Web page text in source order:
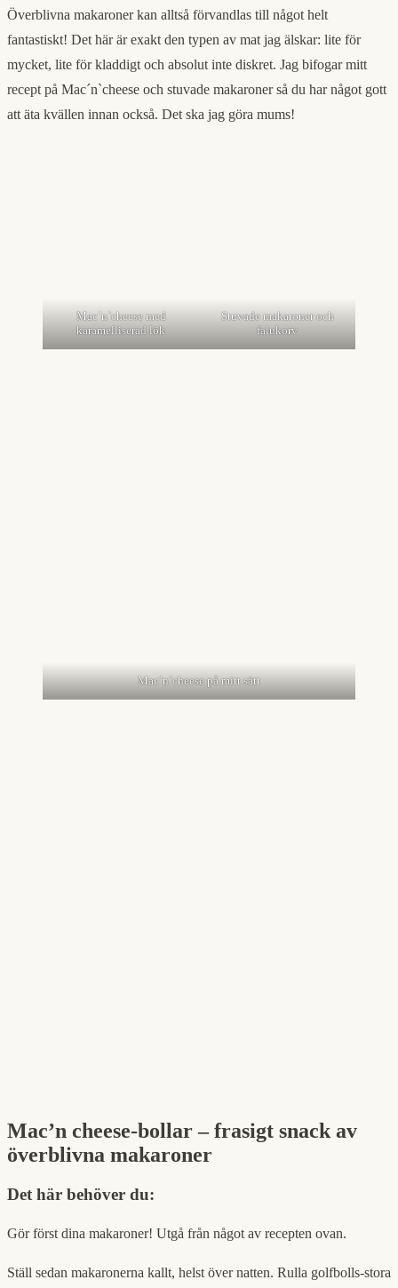
Överblivna makaroner kan alltså förvandlas till något helt
fantastiskt! Det här är exakt den typen av mat jag älskar: lite för
mycket, lite för kladdigt och absolut inte diskret. Jag bifogar mitt
recept på Mac´n`cheese och stuvade makaroner så du har något gott
att äta kvällen innan också. Det ska jag göra mums!
Mac´n`cheese med
karamelliserad lök
Stuvade makaroner och
falukorv
Mac´n`cheese på mitt sätt
Mac’n cheese-bollar – frasigt snack av
överblivna makaroner
Det här behöver du:
Gör först dina makaroner! Utgå från något av recepten ovan.
Ställ sedan makaronerna kallt, helst över natten. Rulla golfbolls-stora